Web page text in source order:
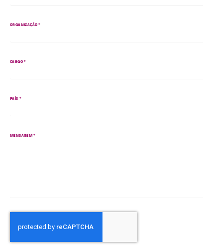
ORGANIZAÇÃO *
CARGO *
PAÍS *
MENSAGEM *